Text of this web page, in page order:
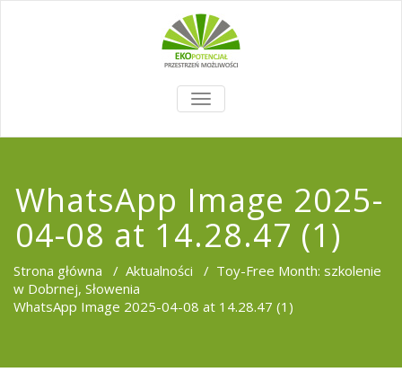
TOGGLE
NAVIGATION
WhatsApp Image 2025-
04-08 at 14.28.47 (1)
Strona główna / Aktualności / Toy-Free Month: szkolenie
w Dobrnej, Słowenia
WhatsApp Image 2025-04-08 at 14.28.47 (1)